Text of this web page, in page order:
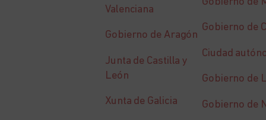
Valenciana
Gobierno de Aragón
Junta de Castilla y
León
Xunta de Galicia
Gobierno de
Ciudad
Gobierno de
Gobierno de